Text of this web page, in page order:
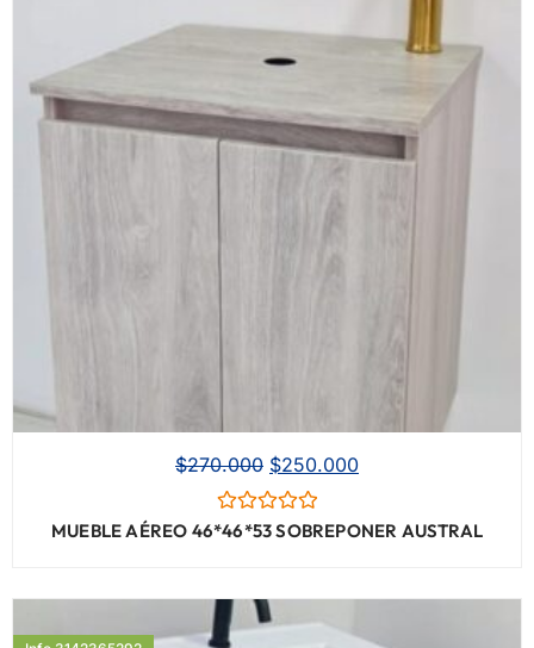
$270.000 $250.000
Valorado
con
5
MUEBLE AÉREO 46*46*53 SOBREPONER AUSTRAL